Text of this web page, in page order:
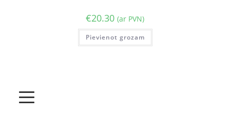
€20.30 (ar PVN)
Pievienot grozam